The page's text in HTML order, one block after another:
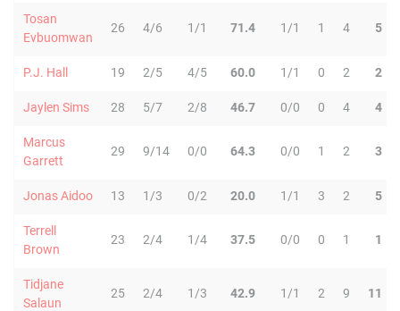
Tosan
Evbuomwan
26 4/6 1/1 71.4 1/1 1 4 5
P.J. Hall 19 2/5 4/5 60.0 1/1 0 2 2
Jaylen Sims 28 5/7 2/8 46.7 0/0 0 4 4
Marcus
Garrett
29 9/14 0/0 64.3 0/0 1 2 3
Jonas Aidoo 13 1/3 0/2 20.0 1/1 3 2 5
Terrell
Brown
23 2/4 1/4 37.5 0/0 0 1 1
Tidjane
Salaun
25 2/4 1/3 42.9 1/1 2 9 11